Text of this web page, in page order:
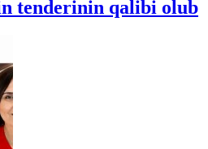
tenderinin qalibi olub